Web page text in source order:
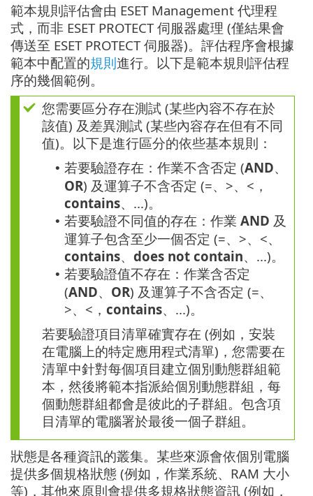
範本規則評估會由 ESET Management 代理程
式，而非 ESET PROTECT 伺服器處理 (僅結果會
傳送至 ESET PROTECT 伺服器)。評估程序會根據
範本中配置的規則進行。以下是範本規則評估程
序的幾個範例。
您需要區分存在測試 (某些內容不存在於
該值) 及差異測試 (某些內容存在但有不同
值)。以下是進行區分的依些基本規則：
• 若要驗證存在：作業不含否定 (AND、
OR) 及運算子不含否定 (=、>、<，
contains、...)。
• 若要驗證不同值的存在：作業 AND 及
運算子包含至少一個否定 (=、>、<、
contains、 does not contain、...)。
• 若要驗證值不存在：作業含否定
(AND、 OR) 及運算子不含否定 (=、
>、<， contains、...)。
若要驗證項目清單確實存在 (例如，安裝
在電腦上的特定應用程式清單)，您需要在
清單中針對每個項目建立個別動態群組範
本，然後將範本指派給個別動態群組，每
個動態群組都會是彼此的子群組。包含項
目清單的電腦署於最後一個子群組。
狀態是各種資訊的叢集。某些來源會依個別電腦
提供多個規格狀態 (例如，作業系統、RAM 大小
等)，其他來原則會提供多規格狀態資訊 (例如，